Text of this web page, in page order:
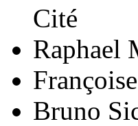
Cité
Raphael
Bruno